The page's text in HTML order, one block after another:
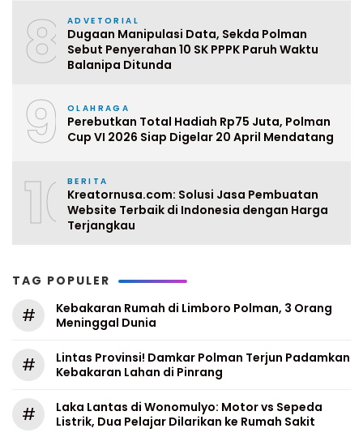
8 ADVETORIAL
Dugaan Manipulasi Data, Sekda Polman
Sebut Penyerahan 10 SK PPPK Paruh Waktu
Balanipa Ditunda
9 OLAHRAGA
Perebutkan Total Hadiah Rp75 Juta, Polman
Cup VI 2026 Siap Digelar 20 April Mendatang
10BERITA
Kreatornusa.com: Solusi Jasa Pembuatan
Website Terbaik di Indonesia dengan Harga
Terjangkau
TAG POPULER
#
Kebakaran Rumah di Limboro Polman, 3 Orang
Meninggal Dunia
#
Lintas Provinsi! Damkar Polman Terjun Padamkan
Kebakaran Lahan di Pinrang
#
Laka Lantas di Wonomulyo: Motor vs Sepeda
Listrik, Dua Pelajar Dilarikan ke Rumah Sakit